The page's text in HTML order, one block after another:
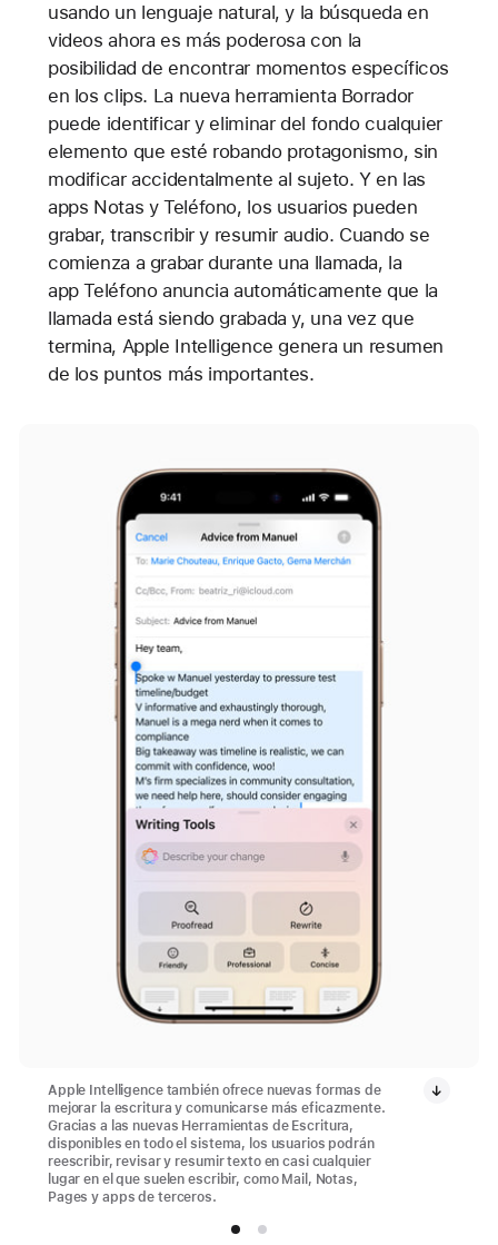
usando un lenguaje natural, y la búsqueda en
videos ahora es más poderosa con la
posibilidad de encontrar momentos específicos
en los clips. La nueva herramienta Borrador
puede identificar y eliminar del fondo cualquier
elemento que esté robando protagonismo, sin
modificar accidentalmente al sujeto. Y en las
apps Notas y Teléfono, los usuarios pueden
grabar, transcribir y resumir audio. Cuando se
comienza a grabar durante una llamada, la
app Teléfono anuncia automáticamente que la
llamada está siendo grabada y, una vez que
termina, Apple Intelligence genera un resumen
de los puntos más importantes.
Apple Intelligence también ofrece nuevas formas de
mejorar la escritura y comunicarse más eficazmente.
Gracias a las nuevas Herramientas de Escritura,
disponibles en todo el sistema, los usuarios podrán
reescribir, revisar y resumir texto en casi cualquier
lugar en el que suelen escribir, como Mail, Notas,
Pages y apps de terceros.